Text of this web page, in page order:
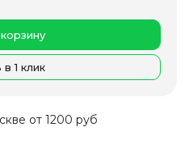
в 1 клик
от 1200 руб